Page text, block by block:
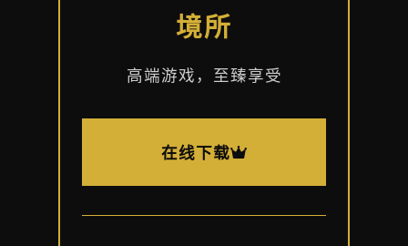
境所
高端游戏，至臻享受
在线下载